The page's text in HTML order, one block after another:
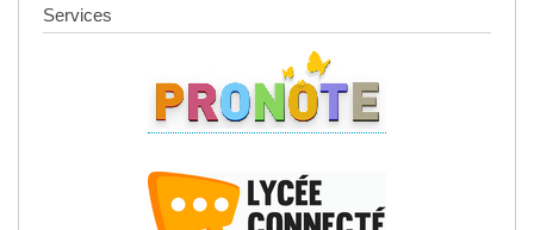
Services